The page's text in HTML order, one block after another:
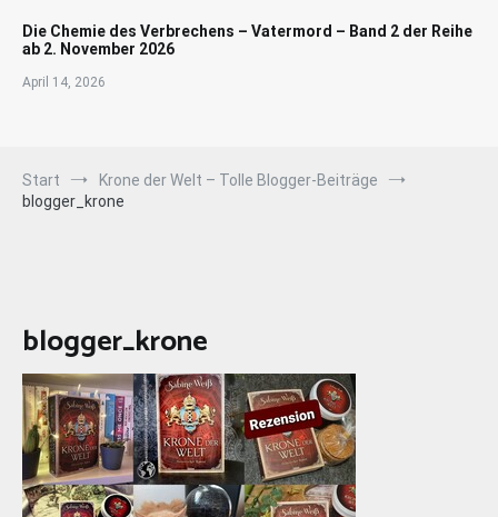
Die Chemie des Verbrechens – Vatermord – Band 2 der Reihe
ab 2. November 2026
April 14, 2026
Start
Krone der Welt – Tolle Blogger-Beiträge
blogger_krone
blogger_krone